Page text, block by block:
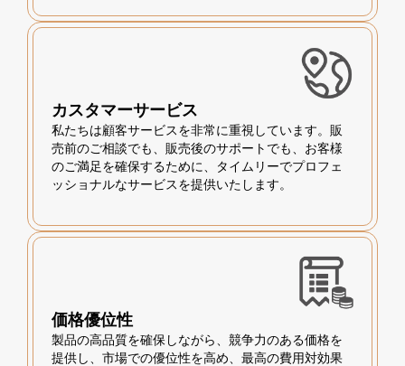
カスタマーサービス
私たちは顧客サービスを非常に重視しています。販
売前のご相談でも、販売後のサポートでも、お客様
のご満足を確保するために、タイムリーでプロフェ
ッショナルなサービスを提供いたします。
価格優位性
製品の高品質を確保しながら、競争力のある価格を
提供し、市場での優位性を高め、最高の費用対効果